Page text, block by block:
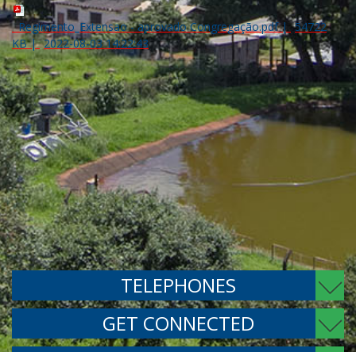
Regimento_Extensao - aprovado Congregação.pdf| 54722
KB| 2022-08-03 14:22:43
TELEPHONES
GET CONNECTED